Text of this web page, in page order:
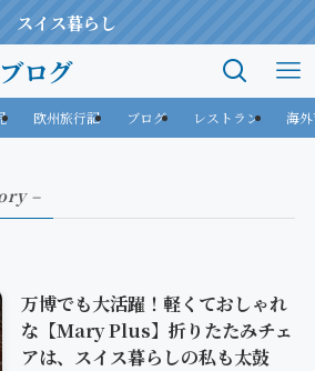
スイス暮らし
ログ
欧州旅行記 ブログ レストラン 海
–
万博でも大活躍！軽くておしゃれ
な【Mary Plus】折りたたみチェ
アは、スイス暮らしの私も太鼓